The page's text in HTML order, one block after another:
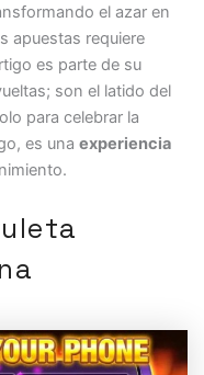
el azar en
apuestas requiere
es parte de su
son el latido del
para celebrar la
es una experiencia